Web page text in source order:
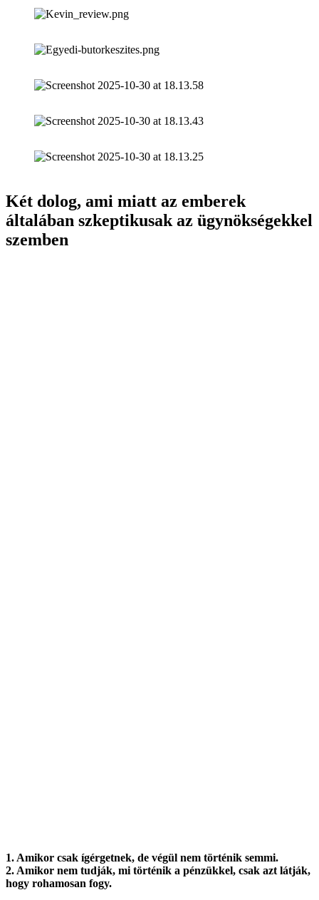
Két dolog, ami miatt az emberek
általában szkeptikusak az ügynökségekkel
szemben
1. Amikor csak ígérgetnek, de végül nem történik semmi.
2. Amikor nem tudják, mi történik a pénzükkel, csak azt látják,
hogy rohamosan fogy.